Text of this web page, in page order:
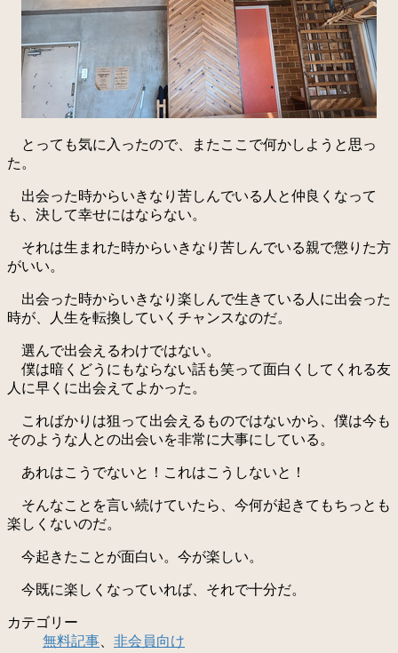
とっても気に入ったので、またここで何かしようと思っ
た。
出会った時からいきなり苦しんでいる人と仲良くなって
も、決して幸せにはならない。
それは生まれた時からいきなり苦しんでいる親で懲りた方
がいい。
出会った時からいきなり楽しんで生きている人に出会った
時が、人生を転換していくチャンスなのだ。
選んで出会えるわけではない。
僕は暗くどうにもならない話も笑って面白くしてくれる友
人に早くに出会えてよかった。
こればかりは狙って出会えるものではないから、僕は今も
そのような人との出会いを非常に大事にしている。
あれはこうでないと！これはこうしないと！
そんなことを言い続けていたら、今何が起きてもちっとも
楽しくないのだ。
今起きたことが面白い。今が楽しい。
今既に楽しくなっていれば、それで十分だ。
カテゴリー
無料記事
非会員向け